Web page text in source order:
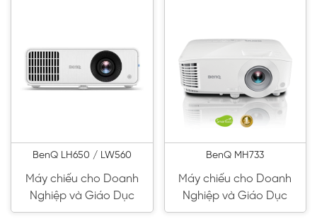
BenQ LH650 / LW560
Máy chiếu cho Doanh
Nghiệp và Giáo Dục
BenQ MH733
Máy chiếu cho Doanh
Nghiệp và Giáo Dục